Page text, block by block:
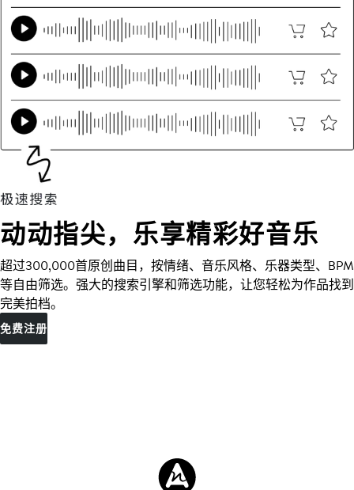
动动指尖，乐享精彩好音乐
超过300,000首原创曲目，按情绪、音乐风格、乐器类型、BPM
等自由筛选。强大的搜索引擎和筛选功能，让您轻松为作品找到
完美拍档。
免费注册